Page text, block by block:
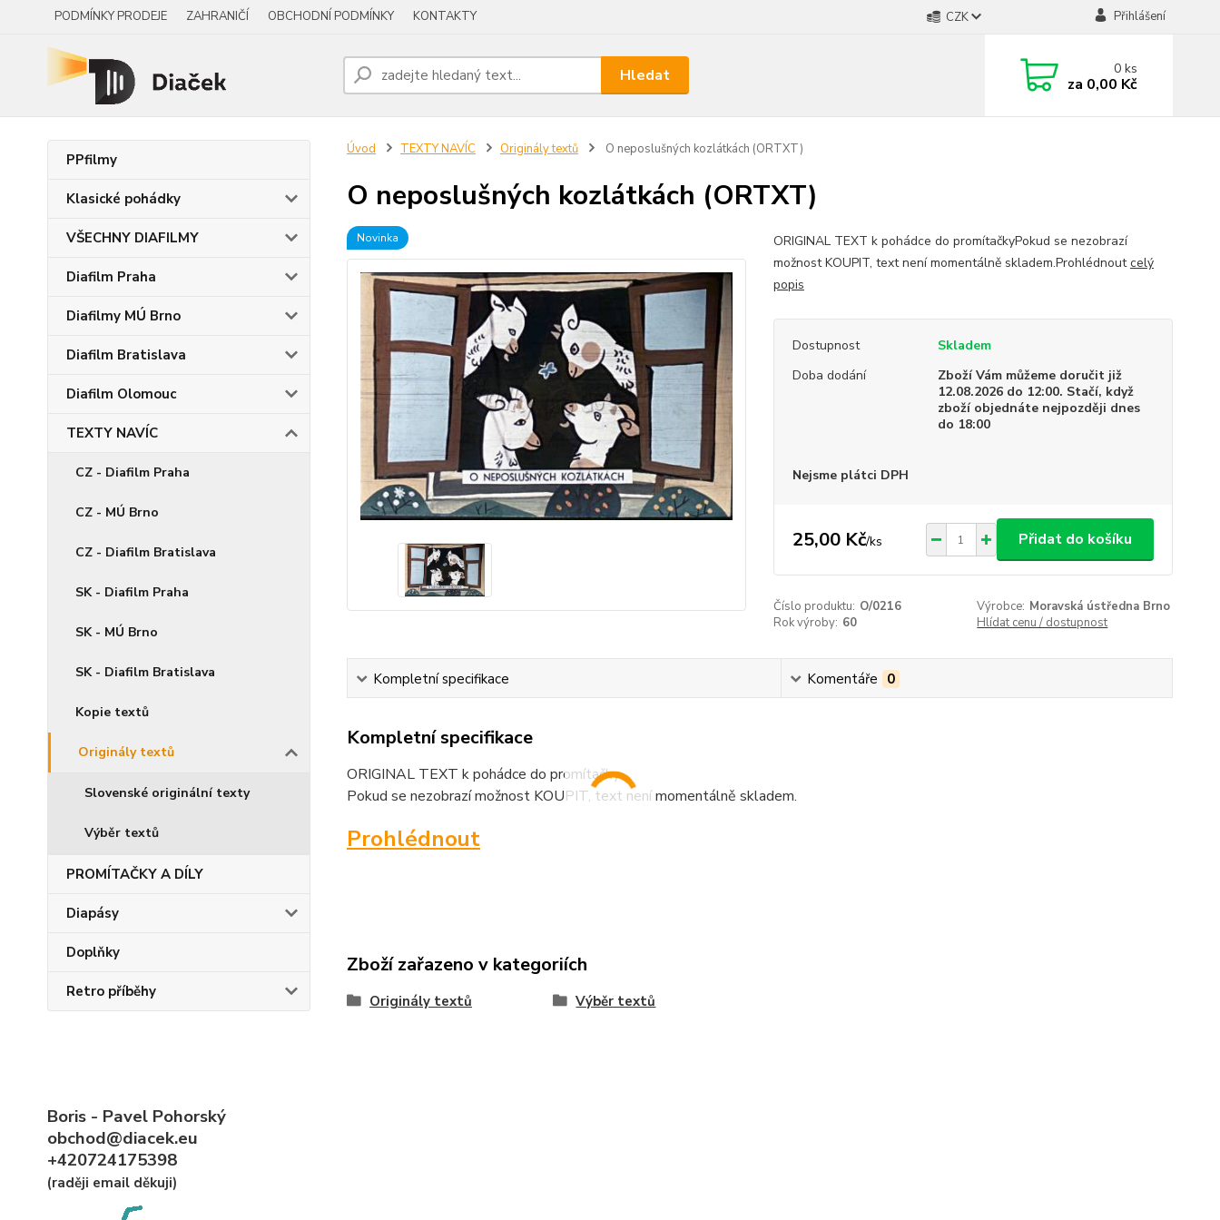
PODMÍNKY PRODEJE ZAHRANIČÍ OBCHODNÍ PODMÍNKY KONTAKTY CZK Přihlášení
Hledat 0ks
za 0,00 Kč
PPfilmy
Klasické pohádky
VŠECHNY DIAFILMY
Diafilm Praha
Diafilmy MÚ Brno
Diafilm Bratislava
Diafilm Olomouc
TEXTY NAVÍC
CZ - Diafilm Praha
CZ - MÚ Brno
CZ - Diafilm Bratislava
SK - Diafilm Praha
SK - MÚ Brno
SK - Diafilm Bratislava
Kopie textů
Originály textů
Slovenské originální texty
Výběr textů
PROMÍTAČKY A DÍLY
Diapásy
Doplňky
Retro příběhy
Boris - Pavel Pohorský
obchod@diacek.eu
+420724175398
(raději email děkuji)
Úvod TEXTY NAVÍC Originály textů O neposlušných kozlátkách (ORTXT)
O neposlušných kozlátkách (ORTXT)
Novinka
ORIGINAL TEXT k pohádce do promítačkyPokud se nezobrazí
možnost KOUPIT, text není momentálně skladem.Prohlédnoutcelý
popis
Dostupnost
Skladem
Doba dodání
Zboží Vám můžeme doručit již
12.08.2026 do 12:00. Stačí, když
zboží objednáte nejpozději dnes
do 18:00
Nejsme plátci DPH
25,00 Kč/ks Přidat do košíku
Číslo produktu: O/0216 Výrobce: Moravská ústředna Brno
Rok výroby: 60 Hlídat cenu / dostupnost
Kompletní specifikace Komentáře 0
Kompletní specifikace
ORIGINAL TEXT k pohádce do promítačky
Pokud se nezobrazí možnost KOUPIT, text není momentálně skladem.
Prohlédnout
Zboží zařazeno v kategoriích
Originály textů Výběr textů